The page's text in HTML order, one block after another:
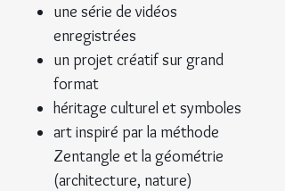
une série de vidéos
enregistrées
un projet créatif sur grand
format
héritage culturel et symboles
art inspiré par la méthode
Zentangle et la géométrie
(architecture, nature)